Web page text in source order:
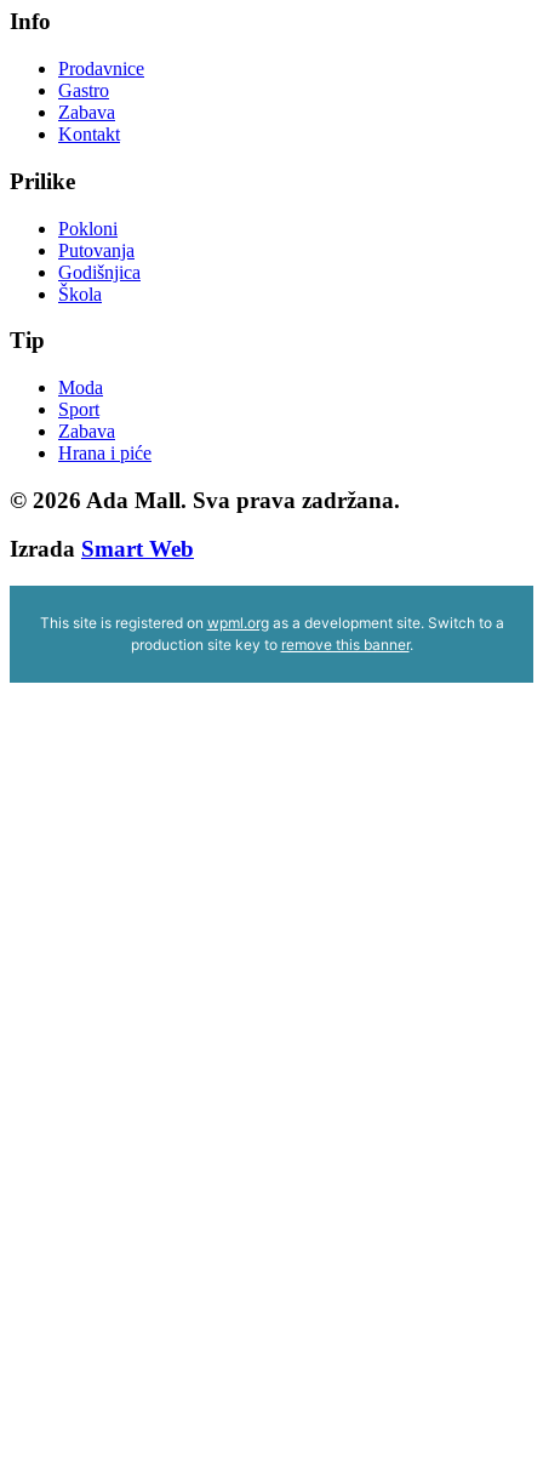
Info
Prodavnice
Gastro
Zabava
Kontakt
Prilike
Pokloni
Putovanja
Godišnjica
Škola
Tip
Moda
Sport
Zabava
Hrana i piće
© 2026 Ada Mall. Sva prava zadržana.
Izrada Smart Web
This site is registered on wpml.orgas a development site. Switch to a
production site key to remove this banner.